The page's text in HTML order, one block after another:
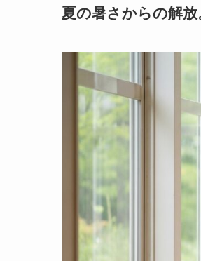
夏の暑さからの解